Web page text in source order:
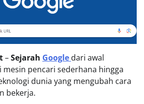
–Sejarah Google dari awal
mesin pencari sederhana hingga
dunia yang mengubah cara
bekerja.